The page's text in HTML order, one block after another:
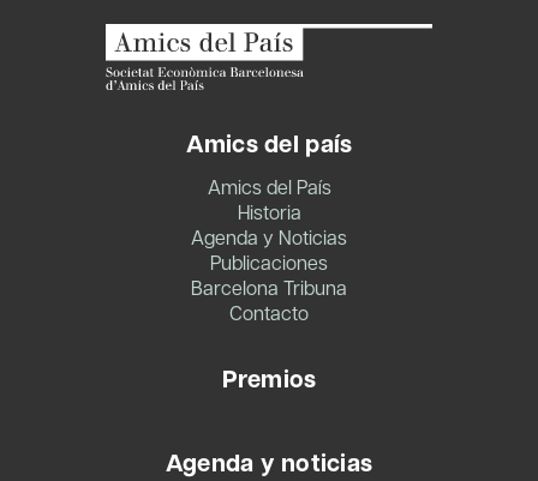
Amics del país
Amics del País
Historia
Agenda y Noticias
Publicaciones
Barcelona Tribuna
Contacto
Premios
Agenda y noticias